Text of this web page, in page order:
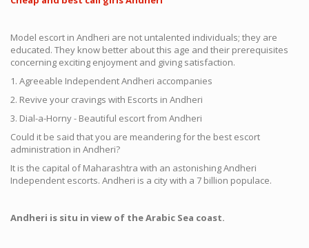
Model escort in Andheri are not untalented individuals; they are
educated. They know better about this age and their prerequisites
concerning exciting enjoyment and giving satisfaction.
1. Agreeable Independent Andheri accompanies
2. Revive your cravings with Escorts in Andheri
3. Dial-a-Horny - Beautiful escort from Andheri
Could it be said that you are meandering for the best escort
administration in Andheri?
It is the capital of Maharashtra with an astonishing Andheri
Independent escorts. Andheri is a city with a 7 billion populace.
Andheri is situ in view of the Arabic Sea coast.